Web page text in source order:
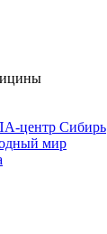
центр Сибирь
мир